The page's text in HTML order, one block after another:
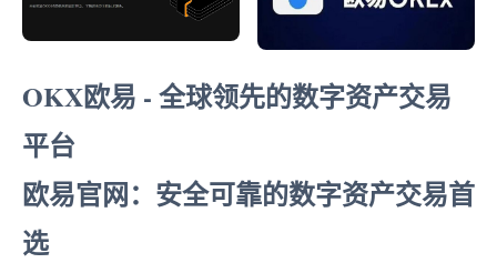
OKX欧易 - 全球领先的数字资产交易
平台
欧易官网：安全可靠的数字资产交易首
选